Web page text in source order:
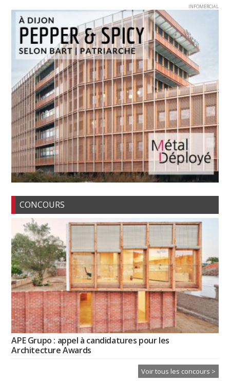
INFOMERCIAL
CONCOURS
APE Grupo : appel à candidatures pour les
Architecture Awards
Voir tous les concours >